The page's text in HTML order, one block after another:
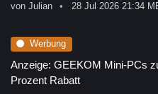
von Julian 28 Jul 2026 21:34
Werbung
Anzeige: GEEKOM Mini-PCs
Prozent Rabatt